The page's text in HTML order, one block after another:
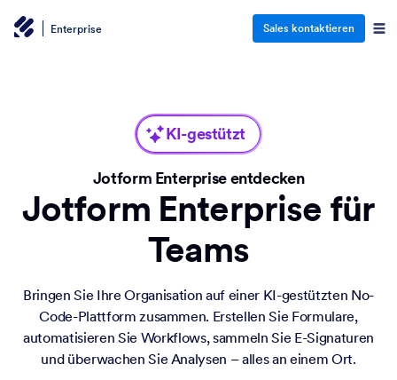
Enterprise Sales kontaktieren
KI-gestützt
Jotform Enterprise entdecken
Jotform Enterprise für
Teams
Bringen Sie Ihre Organisation auf einer KI-gestützten No-
Code-Plattform zusammen. Erstellen Sie Formulare,
automatisieren Sie Workflows, sammeln Sie E-Signaturen
und überwachen Sie Analysen – alles an einem Ort.